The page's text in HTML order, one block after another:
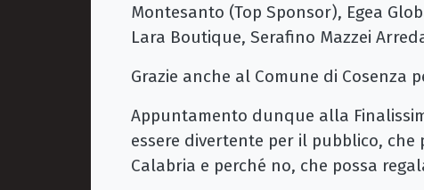
Montesanto (Top Sponsor), Egea
Lara Boutique, Serafino Mazzei
Grazie anche al Comune di Cosenza
Appuntamento dunque alla
essere divertente per il pubblico, che
Calabria e perché no, che possa